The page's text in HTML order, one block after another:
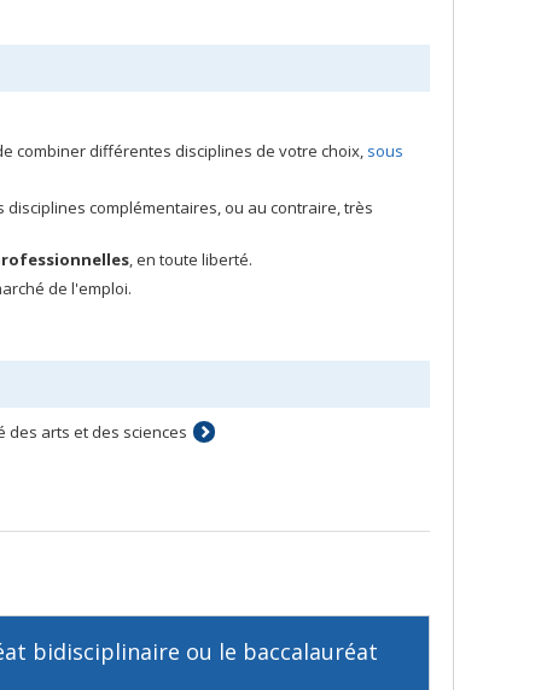
combiner différentes disciplines de votre choix, sous
disciplines complémentaires, ou au contraire, très
, en toute liberté.
de l'emploi.
des arts et des sciences
bidisciplinaire ou le baccalauréat